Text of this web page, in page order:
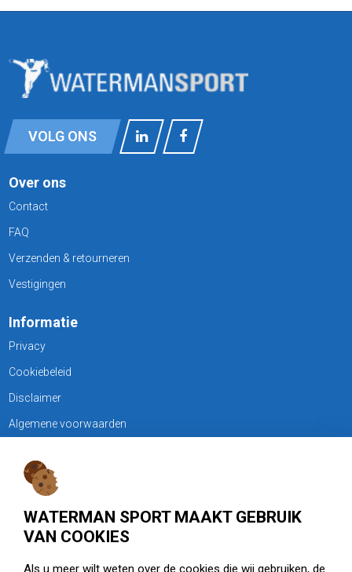
WATERMAN SPORT MAAKT GEBRUIK
VAN COOKIES
Als u meer wilt weten over de cookies die wij gebruiken, de
VOLG ONS
Over ons
Contact
FAQ
Verzenden & retourneren
Vestigingen
Informatie
Privacy
Cookiebeleid
Disclaimer
Algemene voorwaarden
KLANTENSERVICE
020 - 6901044
Openingstijden